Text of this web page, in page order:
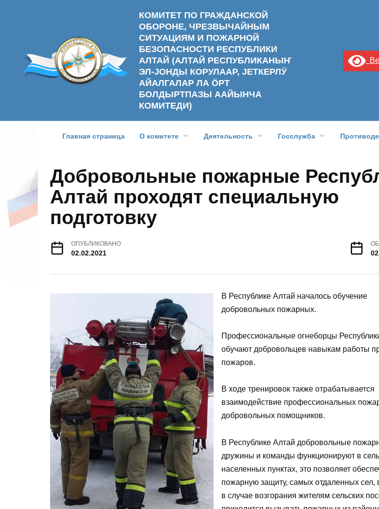
КОМИТЕТ ПО ГРАЖДАНСКОЙ
ОБОРОНЕ, ЧРЕЗВЫЧАЙНЫМ
СИТУАЦИЯМ И ПОЖАРНОЙ
БЕЗОПАСНОСТИ РЕСПУБЛИКИ
АЛТАЙ (АЛТАЙ РЕСПУБЛИКАНЫҤ
ЭЛ-ЈОНДЫ КОРУЛААР, ЈЕТКЕРЛӰ
АЙАЛГАЛАР ЛА ӦРТ
БОЛДЫРТПАЗЫ ААЙЫНЧА
КОМИТЕДИ)
Главная страница О комитете Деятельность Госслужба
Добровольные пожарные
Алтай проходят специальную
подготовку
ОПУБЛИКОВАНО
02.02.2021
В Республике Алтай началось обучение
добровольных пожарных.
Профессиональные огнеборцы
обучают добровольцев навыкам работы
пожаров.
В ходе тренировок также отрабатывается
взаимодействие профессиональных
добровольных помощников.
В Республике Алтай добровольные
дружины и команды функционируют в
населенных пунктах, это позволяет
пожарную защиту, самых отдаленных сел,
в случае возгорания жителям сельских